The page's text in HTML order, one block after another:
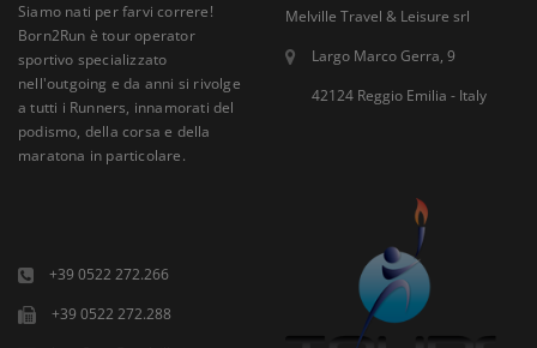
Siamo nati per farvi correre!
Born2Run è tour operator
sportivo specializzato
nell'outgoing e da anni si rivolge
a tutti i Runners, innamorati del
podismo, della corsa e della
maratona in particolare.
Melville Travel & Leisure srl
Largo Marco Gerra, 9
42124 Reggio Emilia - Italy
+39 0522 272.266
+39 0522 272.288